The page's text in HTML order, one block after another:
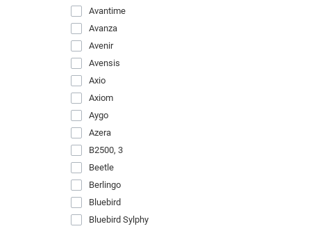
Avantime
Avanza
Avenir
Avensis
Axio
Axiom
Aygo
Azera
B2500, 3
Beetle
Berlingo
Bluebird
Bluebird Sylphy